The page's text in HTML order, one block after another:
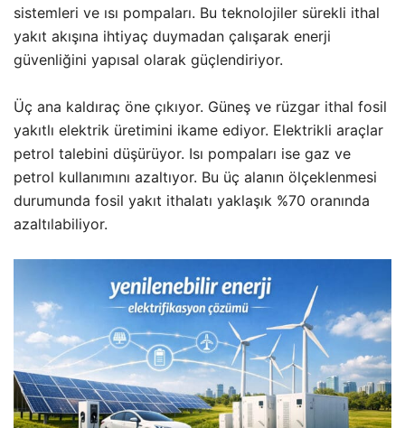
sistemleri ve ısı pompaları. Bu teknolojiler sürekli ithal
yakıt akışına ihtiyaç duymadan çalışarak enerji
güvenliğini yapısal olarak güçlendiriyor.
Üç ana kaldıraç öne çıkıyor. Güneş ve rüzgar ithal fosil
yakıtlı elektrik üretimini ikame ediyor. Elektrikli araçlar
petrol talebini düşürüyor. Isı pompaları ise gaz ve
petrol kullanımını azaltıyor. Bu üç alanın ölçeklenmesi
durumunda fosil yakıt ithalatı yaklaşık %70 oranında
azaltılabiliyor.